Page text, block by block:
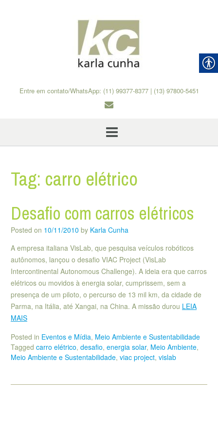
Entre em contato/WhatsApp: (11) 99377-8377 | (13) 97800-5451
Tag: carro elétrico
Desafio com carros elétricos
Posted on 10/11/2010 by Karla Cunha
A empresa italiana VisLab, que pesquisa veículos robóticos
autônomos, lançou o desafio VIAC Project (VisLab
Intercontinental Autonomous Challenge). A ideia era que carros
elétricos ou movidos à energia solar, cumprissem, sem a
presença de um piloto, o percurso de 13 mil km, da cidade de
Parma, na Itália, até Xangai, na China. A missão durou LEIA
MAIS
Posted in Eventos e Mídia, Meio Ambiente e Sustentabilidade
Tagged carro elétrico, desafio, energia solar, Meio Ambiente,
Meio Ambiente e Sustentabilidade, viac project, vislab